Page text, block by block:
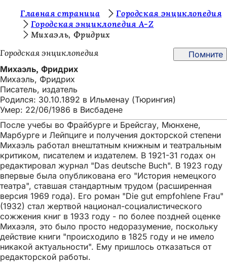
Перейти к содержимому
з
д
е
с
ь
:
Главная страница
Городская энциклопедия
Городская энциклопедия A-Z
Михаэль, Фридрих
Городская энциклопедия
Помните
Михаэль, Фридрих
Михаэль, Фридрих
Писатель, издатель
Родился: 30.10.1892 в Ильменау (Тюрингия)
Умер: 22/06/1986 в Висбадене
После учебы во Фрайбурге и Брейсгау, Мюнхене,
Марбурге и Лейпциге и получения докторской степени
Михаэль работал внештатным книжным и театральным
критиком, писателем и издателем. В 1921-31 годах он
редактировал журнал "Das deutsche Buch". В 1923 году
впервые была опубликована его "История немецкого
театра", ставшая стандартным трудом (расширенная
версия 1969 года). Его роман "Die gut empfohlene Frau"
(1932) стал жертвой национал-социалистического
сожжения книг в 1933 году - по более поздней оценке
Михаэля, это было просто недоразумение, поскольку
действие книги "происходило в 1825 году и не имело
никакой актуальности". Ему пришлось отказаться от
редакторской работы.